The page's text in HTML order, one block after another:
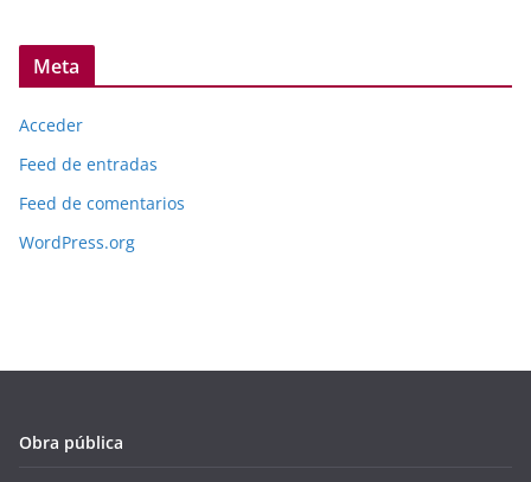
Meta
Acceder
Feed de entradas
Feed de comentarios
WordPress.org
Obra pública